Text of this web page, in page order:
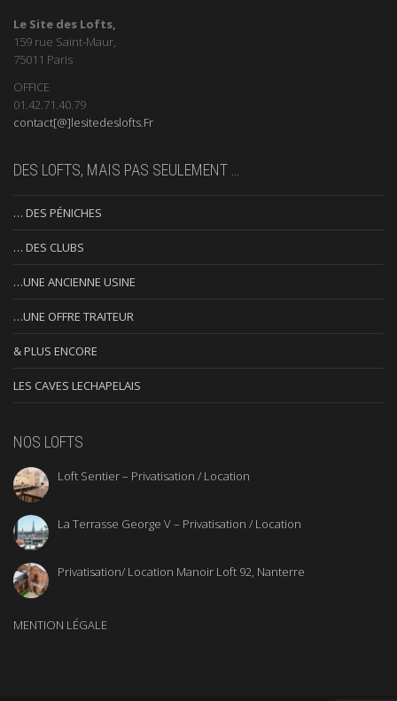
Le Site des Lofts,
159 rue Saint-Maur,
75011 Paris
OFFICE
01.42.71.40.79
contact[@]lesitedeslofts.Fr
DES LOFTS, MAIS PAS SEULEMENT …
… DES PÉNICHES
… DES CLUBS
…UNE ANCIENNE USINE
…UNE OFFRE TRAITEUR
& PLUS ENCORE
LES CAVES LECHAPELAIS
NOS LOFTS
Loft Sentier – Privatisation / Location
La Terrasse George V – Privatisation / Location
Privatisation/ Location Manoir Loft 92, Nanterre
MENTION LÉGALE